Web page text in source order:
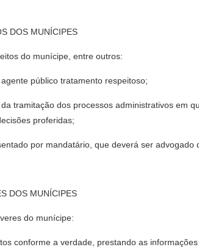
DOS MUNÍCIPES
do munícipe, entre outros:
público tratamento respeitoso;
tramitação dos processos administrativos em
proferidas;
por mandatário, que deverá ser advogado
DOS MUNÍCIPES
do munícipe:
conforme a verdade, prestando as